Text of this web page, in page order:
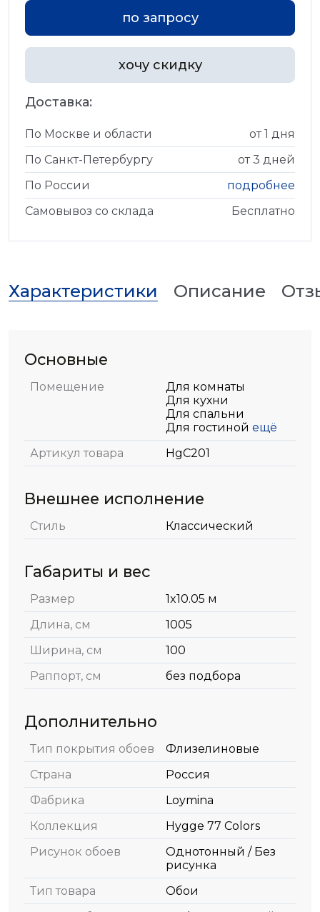
по запросу
хочу скидку
Доставка:
По Москве и области
от 1 дня
По Санкт-Петербургу
от 3 дней
По России
подробнее
Самовывоз со склада
Бесплатно
Характеристики Описание
Основные
Помещение
Для комнаты
Для кухни
Для спальни
Для гостиной ещё
Артикул товара
HgC201
Внешнее исполнение
Стиль Классический
Габариты и вес
Размер
1x10.05 м
Длина, см
1005
Ширина, см
100
Раппорт, см
без подбора
Дополнительно
Тип покрытия обоев
Флизелиновые
Страна
Россия
Фабрика
Loymina
Коллекция
Hygge 77 Colors
Рисунок обоев
Однотонный / Без
рисунка
Тип товара
Обои